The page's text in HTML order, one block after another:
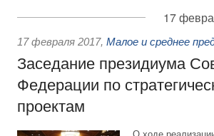
17
17 февраля 2017, Малое и среднее
Заседание президиума
Федерации по
проектам